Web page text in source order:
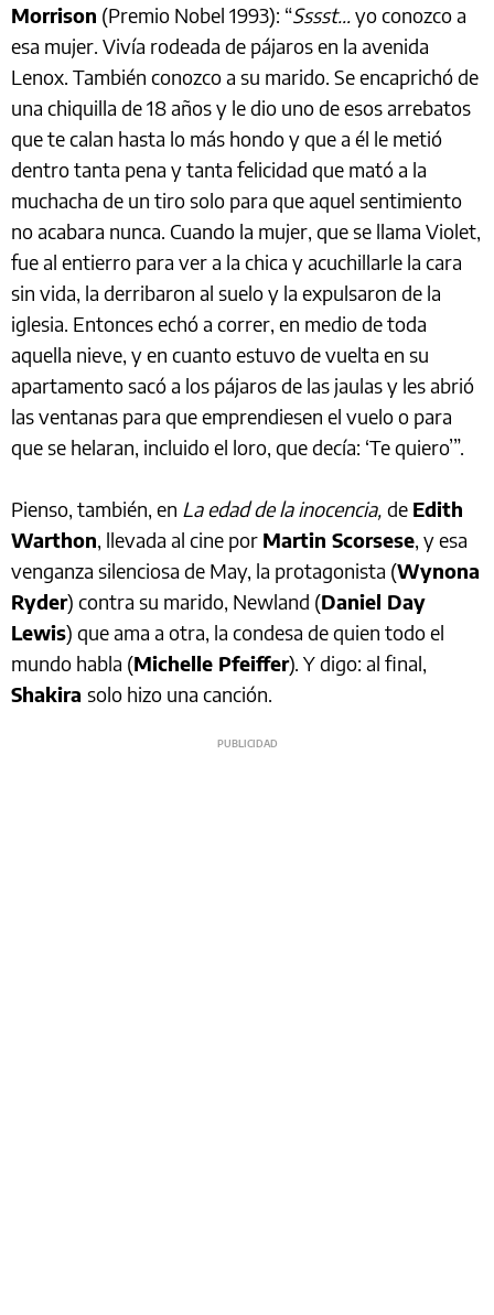
Morrison (Premio Nobel 1993): “Sssst…yo conozco a
esa mujer. Vivía rodeada de pájaros en la avenida
Lenox. También conozco a su marido. Se encaprichó de
una chiquilla de 18 años y le dio uno de esos arrebatos
que te calan hasta lo más hondo y que a él le metió
dentro tanta pena y tanta felicidad que mató a la
muchacha de un tiro solo para que aquel sentimiento
no acabara nunca. Cuando la mujer, que se llama Violet,
fue al entierro para ver a la chica y acuchillarle la cara
sin vida, la derribaron al suelo y la expulsaron de la
iglesia. Entonces echó a correr, en medio de toda
aquella nieve, y en cuanto estuvo de vuelta en su
apartamento sacó a los pájaros de las jaulas y les abrió
las ventanas para que emprendiesen el vuelo o para
que se helaran, incluido el loro, que decía: ‘Te quiero’”.
Pienso, también, en La edad de la inocencia, de Edith
Warthon, llevada al cine por Martin Scorsese, y esa
venganza silenciosa de May, la protagonista (Wynona
Ryder) contra su marido, Newland (Daniel Day
Lewis) que ama a otra, la condesa de quien todo el
mundo habla (Michelle Pfeiffer). Y digo: al final,
Shakira solo hizo una canción.